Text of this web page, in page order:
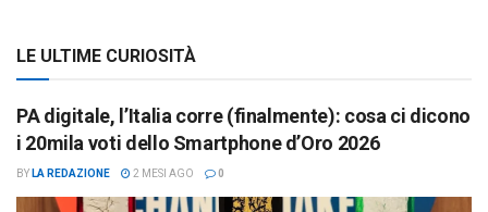
LE ULTIME CURIOSITÀ
PA digitale, l’Italia corre (finalmente): cosa ci dicono
i 20mila voti dello Smartphone d’Oro 2026
BY LA REDAZIONE 2 MESI AGO 0